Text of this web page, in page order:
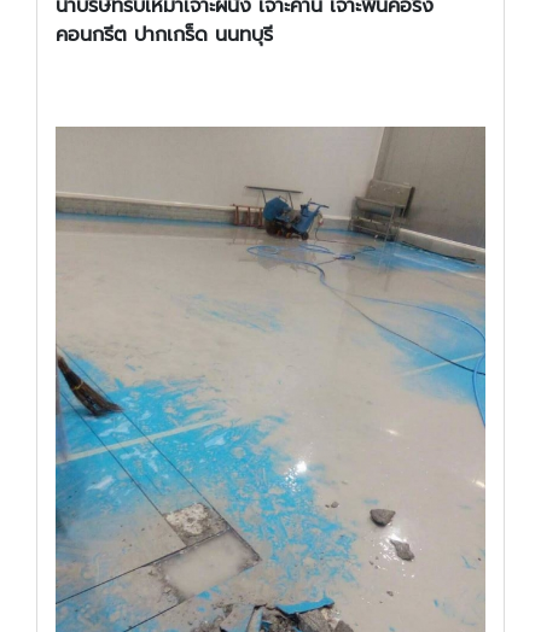
นำบริษัทรับเหมาเจาะผนัง เจาะคาน เจาะพื้นคอริ่ง
คอนกรีต ปากเกร็ด นนทบุรี